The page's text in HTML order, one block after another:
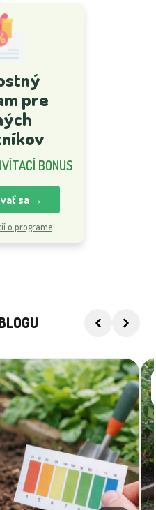
pre
BONUS
sa →
o programe